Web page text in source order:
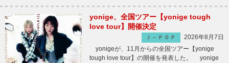
yonige、全国ツアー【yonige tough
love tour】開催決定
Ｊ－ＰＯＰ
2026年8月7日
yonigeが、11月からの全国ツアー【yonige
tough love tour】の開催を発表した。 yonige